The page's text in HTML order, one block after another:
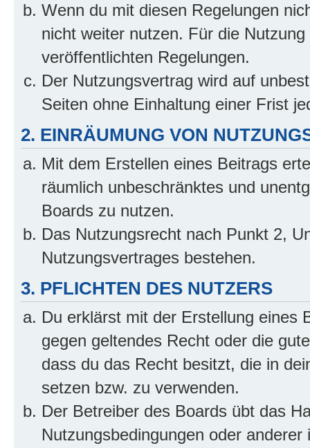
Wenn du mit diesen Regelungen
nicht weiter nutzen. Für die
veröffentlichten Regelungen.
Der Nutzungsvertrag wird auf
Seiten ohne Einhaltung einer Frist
2. EINRÄUMUNG VON
Mit dem Erstellen eines Beitrags
räumlich unbeschränktes und
Boards zu nutzen.
Das Nutzungsrecht nach Punkt 2,
Nutzungsvertrages bestehen.
3. PFLICHTEN DES NUTZERS
Du erklärst mit der Erstellung eines
gegen geltendes Recht oder die
dass du das Recht besitzt, die in
setzen bzw. zu verwenden.
Der Betreiber des Boards übt das
Nutzungsbedingungen oder